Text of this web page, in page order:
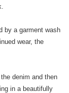
by a garment wash
wear, the
denim and then
in a beautifully